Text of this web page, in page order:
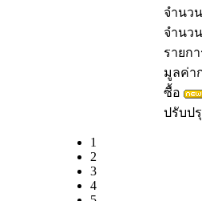
จำนว
จำนวน
รายก
มูลค่า
ซื้อ
ปรับป
1
2
3
4